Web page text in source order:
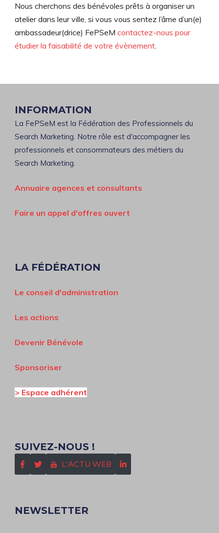
Nous cherchons des bénévoles prêts à organiser un
atelier dans leur ville, si vous vous sentez l’âme d’un(e)
ambassadeur(drice) FePSeM contactez-nous pour
étudier la faisabilité de votre évènement.
INFORMATION
La FePSeM est la Fédération des Professionnels du
Search Marketing. Notre rôle est d'accompagner les
professionnels et consommateurs des métiers du
Search Marketing.
Annuaire agences et consultants
Faire un appel d'offres ouvert
LA FÉDÉRATION
Le conseil d'administration
Les actions
Devenir Bénévole
Sponsoriser
> Espace adhérent
SUIVEZ-NOUS !
L'ACTU WEB
NEWSLETTER